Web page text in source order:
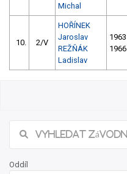
Michal
10. 2/V
HOŘÍNEK
Jaroslav
REŽŇÁK
Ladislav
1963
1966
Oddíl